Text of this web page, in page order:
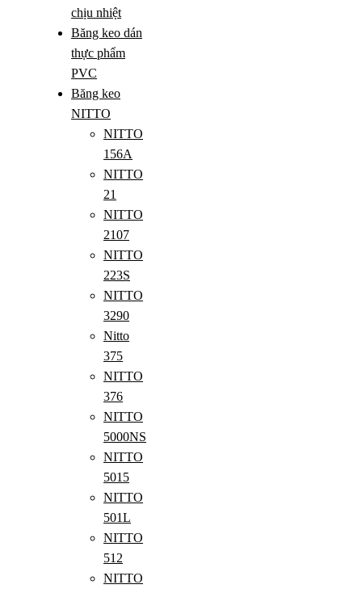
chịu nhiệt
Băng keo dán
thực phẩm
PVC
Băng keo
NITTO
NITTO
156A
NITTO
21
NITTO
2107
NITTO
223S
NITTO
3290
Nitto
375
NITTO
376
NITTO
5000NS
NITTO
5015
NITTO
501L
NITTO
512
NITTO